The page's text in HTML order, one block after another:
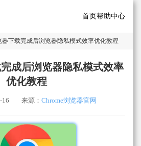
首页帮助中心
器下载完成后浏览器隐私模式效率优化教程
成后浏览器隐私模式效率
优化教程
16 来源： Chrome浏览器官网